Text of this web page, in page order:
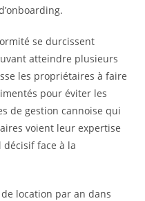
se durcissent
atteindre plusieurs
les propriétaires à faire
pour éviter les
de gestion cannoise qui
voient leur expertise
face à la
location par an dans